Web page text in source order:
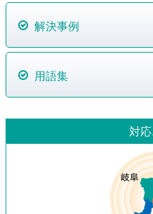
解決事例
用語集
対